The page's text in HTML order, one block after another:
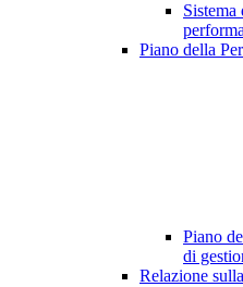
Piano della
Piano
di
Relazione